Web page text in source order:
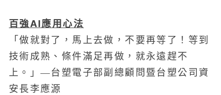
百強AI應用心法
「做就對了，馬上去做，不要再等了！等到
技術成熟、條件滿足再做，就永遠趕不
上。」—台塑電子部副總顧問暨台塑公司資
安長李應源